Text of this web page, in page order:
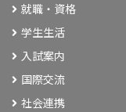
就職・資格
学生生活
入試案内
国際交流
社会連携